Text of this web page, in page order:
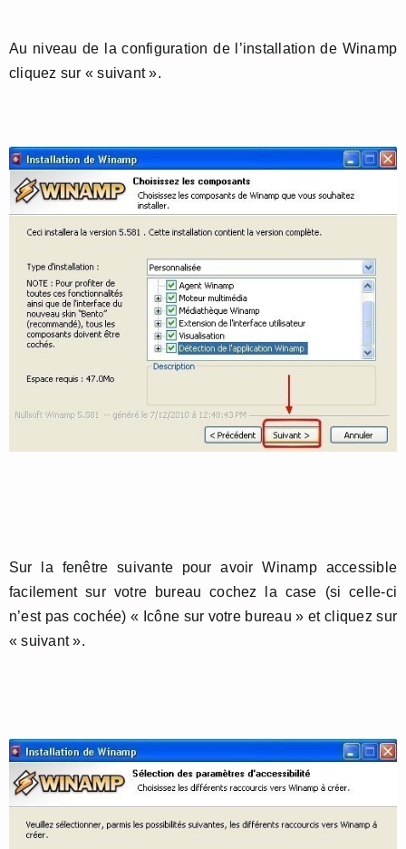
Au niveau de la configuration de l’installation de Winamp
cliquez sur « suivant ».
Sur la fenêtre suivante pour avoir Winamp accessible
facilement sur votre bureau cochez la case (si celle-ci
n’est pas cochée) « Icône sur votre bureau » et cliquez sur
« suivant ».